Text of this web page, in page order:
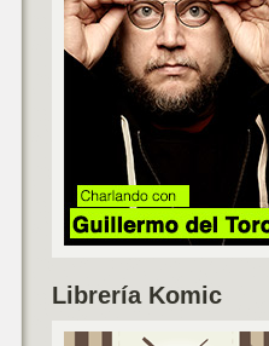
Librería Komic